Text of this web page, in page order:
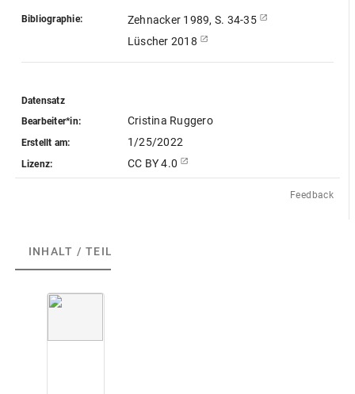
Bibliographie:
Zehnacker 1989, S. 34-35
Lüscher 2018
Datensatz
Bearbeiter*in:
Cristina Ruggero
Erstellt am: 1/25/2022
Lizenz: CC BY 4.0
Feedback
INHALT / TEILE